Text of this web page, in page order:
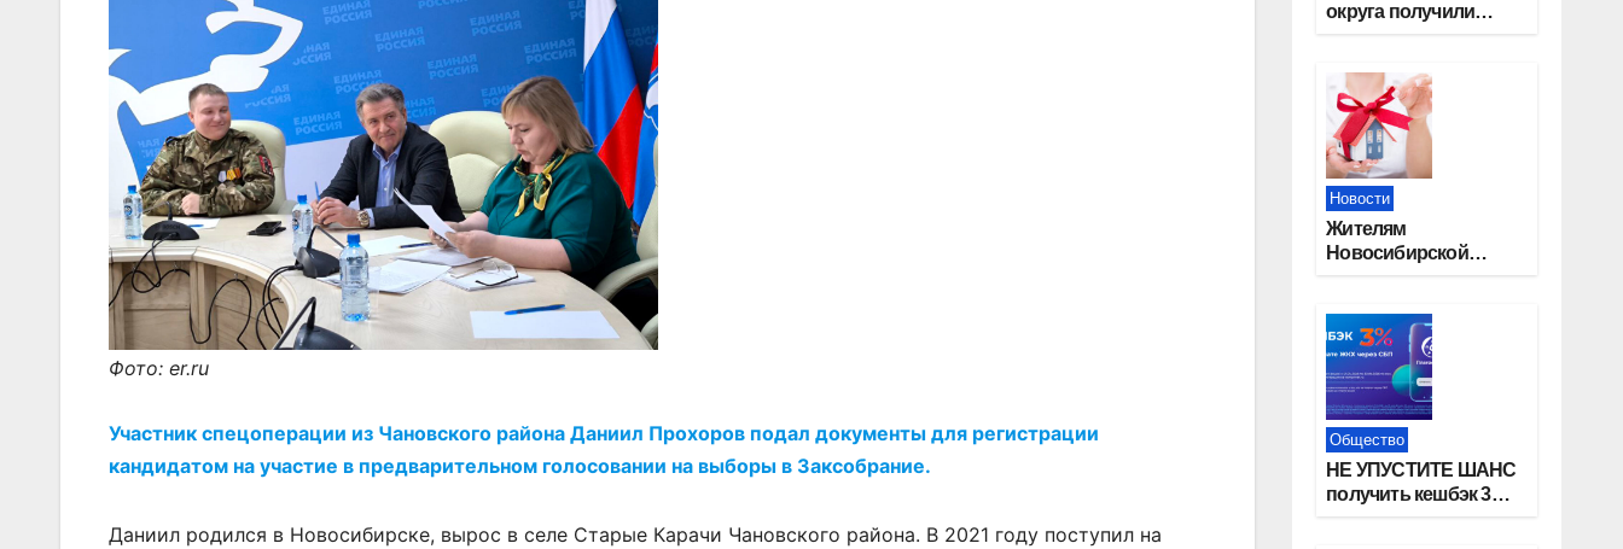
Фото: er.ru
Участник спецоперации из Чановского района Даниил Прохоров подал документы для регистрации
кандидатом на участие в предварительном голосовании на выборы в Закcобрание.
Даниил родился в Новосибирске, вырос в селе Старые Карачи Чановского района. В 2021 году поступил на
округа получили
Новости
Жителям
Новосибирской
оформить право
собственности на
квартиру
Общество
НЕ УПУСТИТЕ ШАНС
получить кешбэк 3%